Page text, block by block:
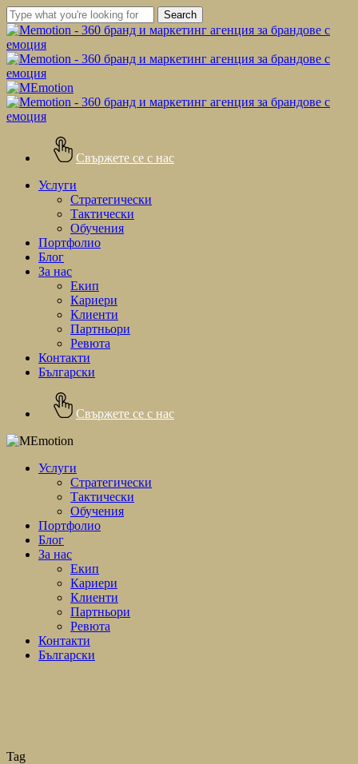
Skip
to
main
content
Search
Close
Search
Свържете се с нас
Menu
Услуги
Стратегически
Тактически
Обучения
Портфолио
Блог
За нас
Екип
Кариери
Клиенти
Партньори
Ревюта
Контакти
Български
Свържете се с нас
Услуги
Стратегически
Тактически
Обучения
Портфолио
Блог
За нас
Екип
Кариери
Клиенти
Партньори
Ревюта
Контакти
Български
Tag